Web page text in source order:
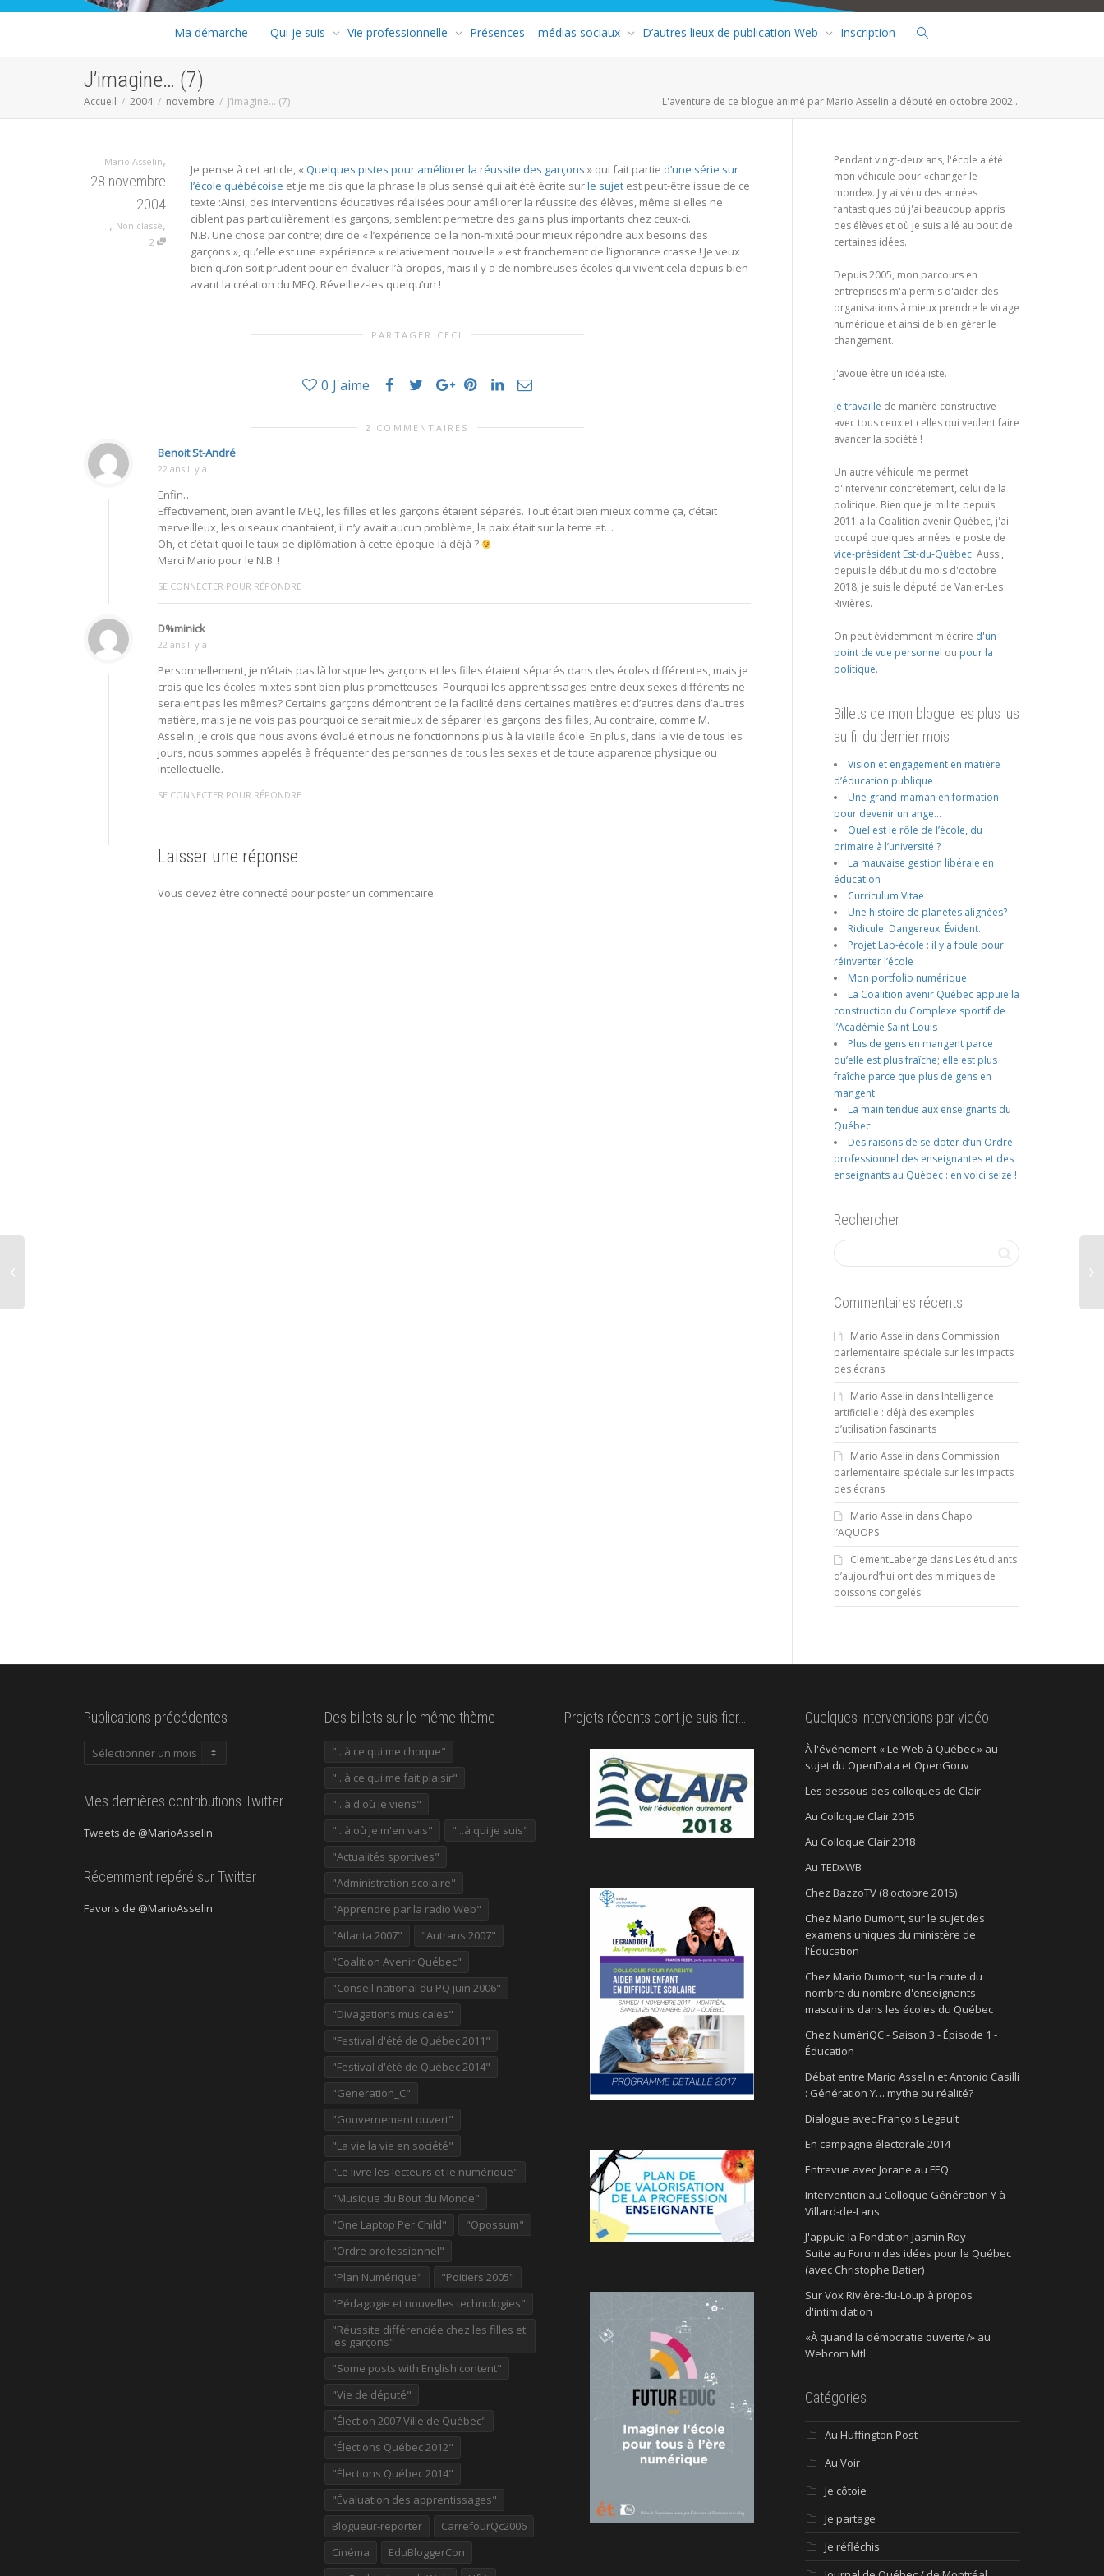
Ma démarche Qui je suis Vie professionnelle Présences – médias sociaux D’autres lieux de publication Web Inscription
J’imagine… (7)
Accueil 2004 novembre J’imagine… (7) L'aventure de ce blogue animé par Mario Asselin a débuté en octobre 2002...
Mario Asselin,
28 novembre
2004
, Non classé,
2
Je pense à cet article, « Quelques pistes pour améliorer la réussite des garçons » qui fait partie d’une série sur
l’école québécoise et je me dis que la phrase la plus sensé qui ait été écrite surle sujet est peut-être issue de ce
texte :Ainsi, des interventions éducatives réalisées pour améliorer la réussite des élèves, même si elles ne
ciblent pas particulièrement les garçons, semblent permettre des gains plus importants chez ceux-ci.
N.B. Une chose par contre; dire de « l’expérience de la non-mixité pour mieux répondre aux besoins des
garçons », qu’elle est une expérience « relativement nouvelle » est franchement de l’ignorance crasse ! Je veux
bien qu’on soit prudent pour en évaluer l’à-propos, mais il y a de nombreuses écoles qui vivent cela depuis bien
avant la création du MEQ. Réveillez-les quelqu’un !
PARTAGER CECI
0 J'aime
2 COMMENTAIRES
Benoit St-André
22 ans Il y a
Enfin…
Effectivement, bien avant le MEQ, les filles et les garçons étaient séparés. Tout était bien mieux comme ça, c’était
merveilleux, les oiseaux chantaient, il n’y avait aucun problème, la paix était sur la terre et…
Oh, et c’était quoi le taux de diplômation à cette époque-là déjà ?
Merci Mario pour le N.B. !
SE CONNECTER POUR RÉPONDRE
D%minick
22 ans Il y a
Personnellement, je n’étais pas là lorsque les garçons et les filles étaient séparés dans des écoles différentes, mais je
crois que les écoles mixtes sont bien plus prometteuses. Pourquoi les apprentissages entre deux sexes différents ne
seraient pas les mêmes? Certains garçons démontrent de la facilité dans certaines matières et d’autres dans d’autres
matière, mais je ne vois pas pourquoi ce serait mieux de séparer les garçons des filles, Au contraire, comme M.
Asselin, je crois que nous avons évolué et nous ne fonctionnons plus à la vieille école. En plus, dans la vie de tous les
jours, nous sommes appelés à fréquenter des personnes de tous les sexes et de toute apparence physique ou
intellectuelle.
SE CONNECTER POUR RÉPONDRE
Laisser une réponse
Vous devez être connecté pour poster un commentaire.
Pendant vingt-deux ans, l'école a été
mon véhicule pour «changer le
monde». J'y ai vécu des années
fantastiques où j'ai beaucoup appris
des élèves et où je suis allé au bout de
certaines idées.
Depuis 2005, mon parcours en
entreprises m'a permis d'aider des
organisations à mieux prendre le virage
numérique et ainsi de bien gérer le
changement.
J'avoue être un idéaliste.
Je travaille de manière constructive
avec tous ceux et celles qui veulent faire
avancer la société !
Un autre véhicule me permet
d'intervenir concrètement, celui de la
politique. Bien que je milite depuis
2011 à la Coalition avenir Québec, j'ai
occupé quelques années le poste de
vice-président Est-du-Québec. Aussi,
depuis le début du mois d'octobre
2018, je suis le député de Vanier-Les
Rivières.
On peut évidemment m'écrire d'un
point de vue personnel ou pour la
politique.
Billets de mon blogue les plus lus
au fil du dernier mois
Vision et engagement en matière
d’éducation publique
Une grand-maman en formation
pour devenir un ange…
Quel est le rôle de l’école, du
primaire à l’université ?
La mauvaise gestion libérale en
éducation
Curriculum Vitae
Une histoire de planètes alignées?
Ridicule. Dangereux. Évident.
Projet Lab-école : il y a foule pour
réinventer l’école
Mon portfolio numérique
La Coalition avenir Québec appuie la
construction du Complexe sportif de
l’Académie Saint-Louis
Plus de gens en mangent parce
qu’elle est plus fraîche; elle est plus
fraîche parce que plus de gens en
mangent
La main tendue aux enseignants du
Québec
Des raisons de se doter d’un Ordre
professionnel des enseignantes et des
enseignants au Québec : en voici seize !
Rechercher
Commentaires récents
Mario Asselin dans Commission
parlementaire spéciale sur les impacts
des écrans
Mario Asselin dans Intelligence
artificielle : déjà des exemples
d’utilisation fascinants
Mario Asselin dans Commission
parlementaire spéciale sur les impacts
des écrans
Mario Asselin dans Chapo
l’AQUOPS
ClementLaberge dans Les étudiants
d’aujourd’hui ont des mimiques de
poissons congelés
Publications précédentes
Publications
Mes dernières contributions Twitter
Tweets de @MarioAsselin
Récemment repéré sur Twitter
Favoris de @MarioAsselin
Des billets sur le même thème
"...à ce qui me choque"
"...à ce qui me fait plaisir"
"...à d'où je viens"
"...à où je m'en vais"
"...à qui je suis"
"Actualités sportives"
"Administration scolaire"
"Apprendre par la radio Web"
"Atlanta 2007"
"Autrans 2007"
"Coalition Avenir Québec"
"Conseil national du PQ juin 2006"
"Divagations musicales"
"Festival d'été de Québec 2011"
"Festival d'été de Québec 2014"
"Generation_C"
"Gouvernement ouvert"
"La vie la vie en société"
"Le livre les lecteurs et le numérique"
"Musique du Bout du Monde"
"One Laptop Per Child"
"Opossum"
"Ordre professionnel"
"Plan Numérique"
"Poitiers 2005"
"Pédagogie et nouvelles technologies"
"Réussite différenciée chez les filles et
les garçons"
"Some posts with English content"
"Vie de député"
"Élection 2007 Ville de Québec"
"Élections Québec 2012"
"Élections Québec 2014"
"Évaluation des apprentissages"
Blogueur-reporter
CarrefourQc2006
Cinéma
EduBloggerCon
Projets récents dont je suis fier… Quelques interventions par vidéo
À l'événement « Le Web à Québec » au
sujet du OpenData et OpenGouv
Les dessous des colloques de Clair
Au Colloque Clair 2015
Au Colloque Clair 2018
Au TEDxWB
Chez BazzoTV (8 octobre 2015)
Chez Mario Dumont, sur le sujet des
examens uniques du ministère de
l'Éducation
Chez Mario Dumont, sur la chute du
nombre du nombre d'enseignants
masculins dans les écoles du Québec
Chez NumériQC - Saison 3 - Épisode 1 -
Éducation
Débat entre Mario Asselin et Antonio Casilli
: Génération Y… mythe ou réalité?
Dialogue avec François Legault
En campagne électorale 2014
Entrevue avec Jorane au FEQ
Intervention au Colloque Génération Y à
Villard-de-Lans
J'appuie la Fondation Jasmin Roy
Suite au Forum des idées pour le Québec
(avec Christophe Batier)
Sur Vox Rivière-du-Loup à propos
d'intimidation
«À quand la démocratie ouverte?» au
Webcom Mtl
Catégories
Au Huffington Post
Au Voir
Je côtoie
Je partage
Je réfléchis